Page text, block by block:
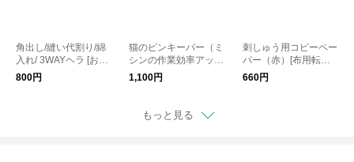
角出し/縫い代割り/綿
入れ/ 3WAYヘラ [お仕
立てに/刺繍道具/手芸
道具]
800円
猫のピンキーパー（ミ
シンの作業効率アップ
に！）[刺繍道具/手芸
道具]
1,100円
刺しゅう用コピーペー
パー（赤）[布用転写
紙/刺繍道具/手芸道具]
細かい図案、濃色布へ
660円
もっと見る